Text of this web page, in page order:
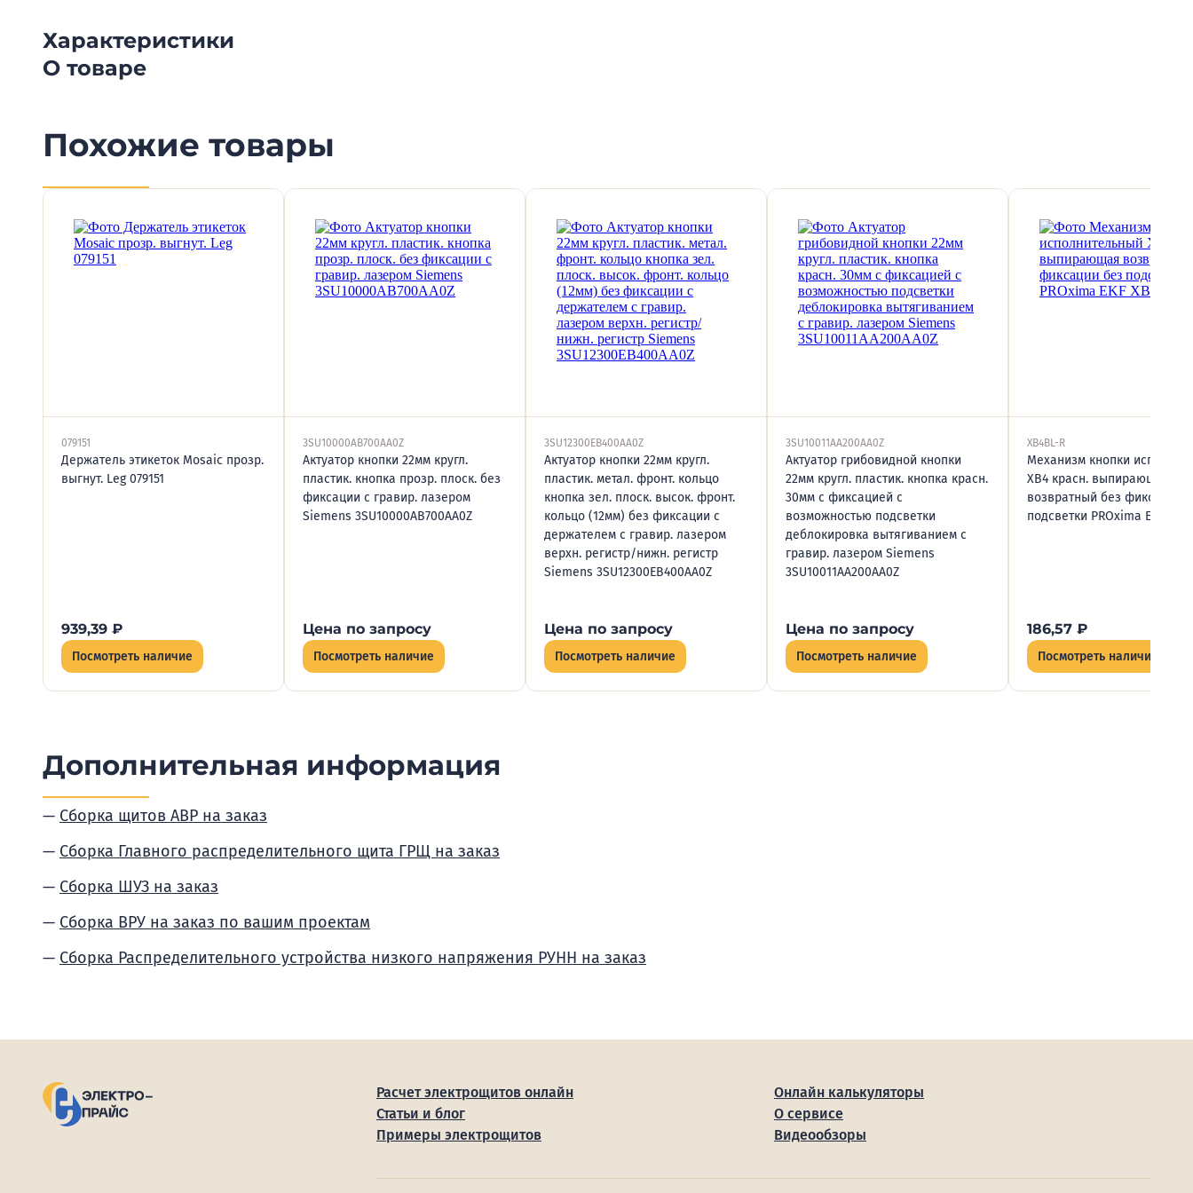
Характеристики
О товаре
Похожие товары
079151
Держатель этикеток Mosaic прозр.
выгнут. Leg 079151
939,39 ₽
Посмотреть наличие
3SU10000AB700AA0Z
Актуатор кнопки 22мм кругл.
пластик. кнопка прозр. плоск. без
фиксации с гравир. лазером
Siemens 3SU10000AB700AA0Z
Цена по запросу
Посмотреть наличие
3SU12300EB400AA0Z
Актуатор кнопки 22мм кругл.
пластик. метал. фронт. кольцо
кнопка зел. плоск. высок. фронт.
кольцо (12мм) без фиксации с
держателем с гравир. лазером
верхн. регистр/нижн. регистр
Siemens 3SU12300EB400AA0Z
Цена по запросу
Посмотреть наличие
3SU10011AA200AA0Z
Актуатор грибовидной кнопки
22мм кругл. пластик. кнопка красн.
30мм с фиксацией с
возможностью подсветки
деблокировка вытягиванием с
гравир. лазером Siemens
3SU10011AA200AA0Z
Цена по запросу
Посмотреть наличие
XB4BL-R
Механизм кнопки
XB4 красн. выпирающая
возвратный без фиксации
подсветки PROxima EKF
186,57 ₽
Посмотреть наличие
Дополнительная информация
Сборка щитов АВР на заказ
Сборка Главного распределительного щита ГРЩ на заказ
Сборка ШУЗ на заказ
Сборка ВРУ на заказ по вашим проектам
Сборка Распределительного устройства низкого напряжения РУНН на заказ
Расчет электрощитов онлайн
Онлайн калькуляторы
Статьи и блог
О сервисе
Примеры электрощитов
Видеообзоры